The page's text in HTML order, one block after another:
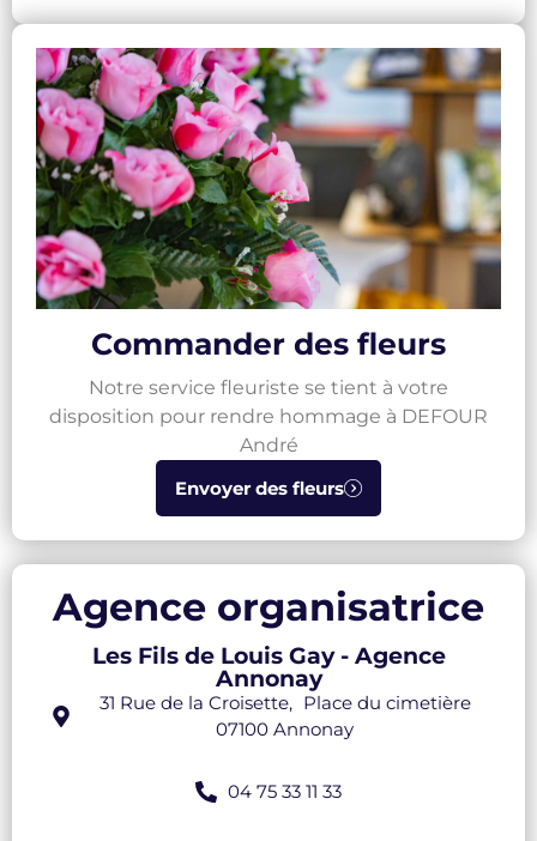
Commander des fleurs
Notre service fleuriste se tient à votre
disposition pour rendre hommage à DEFOUR
André
Envoyer des fleurs
Agence organisatrice
Les Fils de Louis Gay - Agence
Annonay
31 Rue de la Croisette, Place du cimetière
07100 Annonay
04 75 33 11 33